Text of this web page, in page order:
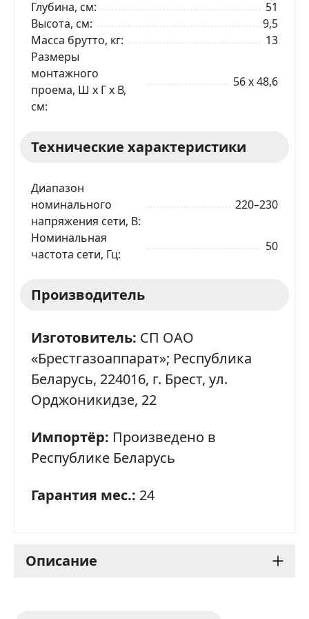
Глубина, см
51
Высота, см
9,5
Масса брутто, кг
13
Размеры
монтажного
проема, Ш x Г x В,
см
56 x 48,6
Технические характеристики
Диапазон
номинального
напряжения сети, В
220–230
Номинальная
частота сети, Гц
50
Производитель
Изготовитель: СП ОАО
«Брестгазоаппарат»; Республика
Беларусь, 224016, г. Брест, ул.
Орджоникидзе, 22
Импортёр: Произведено в
Республике Беларусь
Гарантия мес.: 24
Описание
Я даю согласие на обработку моих персональных
данных в соответствии С ПРАВИЛАМИ торговой
ОТПРАВИТЬ ЗАЯВКУ